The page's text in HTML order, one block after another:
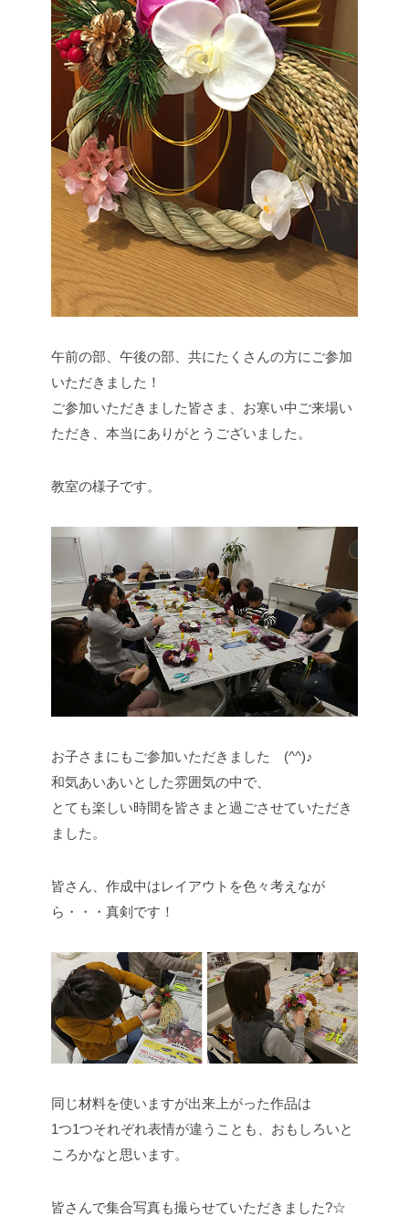
午前の部、午後の部、共にたくさんの方にご参加
いただきました！
ご参加いただきました皆さま、お寒い中ご来場い
ただき、本当にありがとうございました。
教室の様子です。
お子さまにもご参加いただきました (^^)♪
和気あいあいとした雰囲気の中で、
とても楽しい時間を皆さまと過ごさせていただき
ました。
皆さん、作成中はレイアウトを色々考えなが
ら・・・真剣です！
同じ材料を使いますが出来上がった作品は
1つ1つそれぞれ表情が違うことも、おもしろいと
ころかなと思います。
皆さんで集合写真も撮らせていただきました?☆